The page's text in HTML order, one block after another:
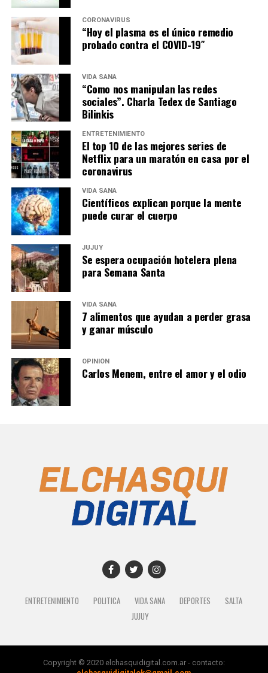
CORONAVIRUS
“Hoy el plasma es el único remedio
probado contra el COVID-19″
VIDA SANA
“Como nos manipulan las redes
sociales”. Charla Tedex de Santiago
Bilinkis
ENTRETENIMIENTO
El top 10 de las mejores series de
Netflix para un maratón en casa por el
coronavirus
VIDA SANA
Científicos explican porque la mente
puede curar el cuerpo
JUJUY
Se espera ocupación hotelera plena
para Semana Santa
VIDA SANA
7 alimentos que ayudan a perder grasa
y ganar músculo
OPINIÓN
Carlos Menem, entre el amor y el odio
ENTRETENIMIENTO POLITICA VIDA SANA DEPORTES
SALTA
JUJUY
Copyright © 2020 elchasquidigital.com.ar - contacto: